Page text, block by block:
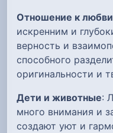
Отношение к
искренним и
верность и
способного
оригинальности и
Дети и животные:
много внимания и
создают уют и